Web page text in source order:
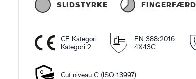
SLIDSTYRKE
CE Kategori
Kategori 2
EN 388:2016
4X43C
Cut niveau C (ISO 13997)